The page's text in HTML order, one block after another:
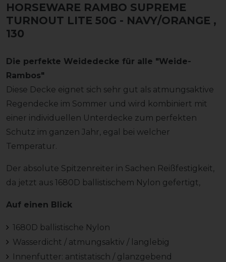
HORSEWARE RAMBO SUPREME
TURNOUT LITE 50G - NAVY/ORANGE ,
130
Die perfekte Weidedecke für alle "Weide-
Rambos"
Diese Decke eignet sich sehr gut als atmungsaktive
Regendecke im Sommer und wird kombiniert mit
einer individuellen Unterdecke zum perfekten
Schutz im ganzen Jahr, egal bei welcher
Temperatur.
Der absolute Spitzenreiter in Sachen Reißfestigkeit,
da jetzt aus 1680D ballistischem Nylon gefertigt,
Auf einen Blick
1680D ballistische Nylon
Wasserdicht / atmungsaktiv / langlebig
Innenfutter: antistatisch / glanzgebend